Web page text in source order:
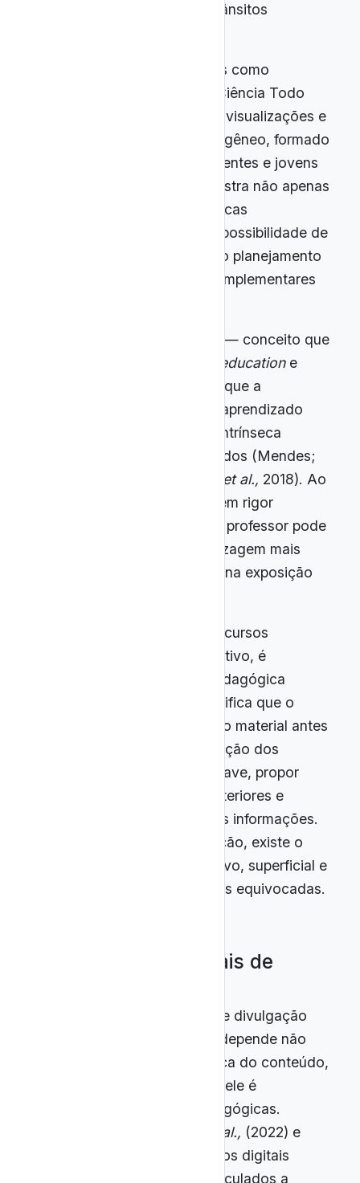
efêmeros, como eclipses e trânsitos
No contexto brasileiro, canais como
e Ciência Todo
Dia conquistaram milhões de visualizações e
fidelizaram um público heterogêneo, formado
majoritariamente por adolescentes e jovens
adultos. Esse alcance demonstra não apenas
o apelo das narrativas científicas
audiovisuais, mas também a possibilidade de
as inserir estrategicamente no planejamento
escolar como ferramentas complementares
Estudos sobre edutenimento — conceito que
educatione
— evidenciam que a
associação entre diversão e aprendizado
favorece tanto a motivação intrínseca
quanto a retenção de conteúdos (Mendes;
et al., 2018). Ao
trabalhar com vídeos que unem rigor
científico e apelo narrativo, o professor pode
criar um ambiente de aprendizagem mais
engajador e menos centrado na exposição
Entretanto, para que esses recursos
cumpram seu potencial formativo, é
necessária uma mediação pedagógica
intencional e crítica. Isso significa que o
docente deve contextualizar o material antes
da exibição, direcionar a atenção dos
estudantes para aspectos-chave, propor
atividades investigativas posteriores e
incentivar a análise crítica das informações.
Sem essa curadoria e condução, existe o
risco de o consumo ser passivo, superficial e
até suscetível a interpretações equivocadas.
2.4 Análise dos canais de
A eficácia da integração entre divulgação
científica e currículo escolar depende não
apenas da qualidade intrínseca do conteúdo,
mas também do modo como ele é
incorporado às práticas pedagógicas.
et al., (2022) e
(2018), recursos digitais
ganham potência quando articulados a